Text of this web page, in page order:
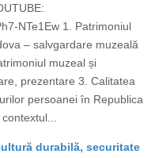
NTe1Ew 1. Patrimoniul
– salvgardare muzeală
muzeal și
prezentare 3. Calitatea
persoanei în Republica
durabilă, securitate